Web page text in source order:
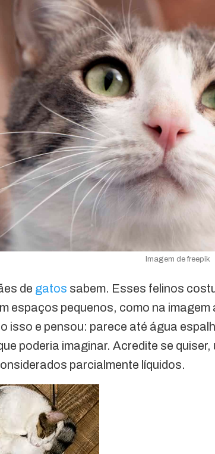
Imagem de freepik
de gatos sabem. Esses felinos
espaços pequenos, como na
isso e pensou: parece até água
poderia imaginar. Acredite se
parcialmente líquidos.